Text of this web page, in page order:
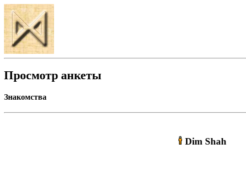
Просмотр анкеты
Знакомства
Dim Shah